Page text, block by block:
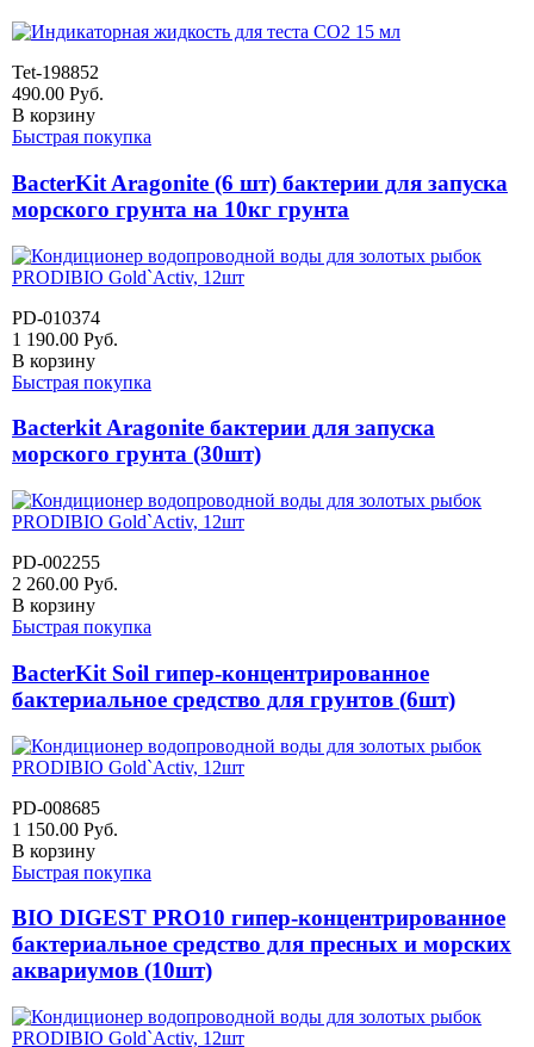
Tet-198852
490.00 Руб.
В корзину
Быстрая покупка
BacterKit Aragonite (6 шт) бактерии для запуска
морского грунта на 10кг грунта
PD-010374
1 190.00 Руб.
В корзину
Быстрая покупка
Bacterkit Aragonite бактерии для запуска
морского грунта (30шт)
PD-002255
2 260.00 Руб.
В корзину
Быстрая покупка
BacterKit Soil гипер-концентрированное
бактериальное средство для грунтов (6шт)
PD-008685
1 150.00 Руб.
В корзину
Быстрая покупка
BIO DIGEST PRO10 гипер-концентрированное
бактериальное средство для пресных и морских
аквариумов (10шт)